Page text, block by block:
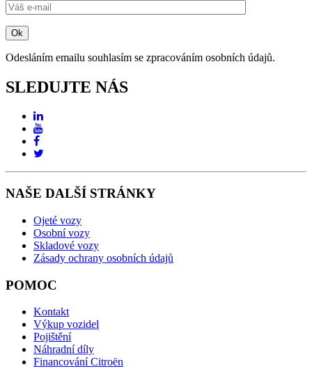
Odesláním emailu souhlasím se zpracováním osobních údajů.
SLEDUJTE NÁS
NAŠE DALŠÍ STRÁNKY
Ojeté vozy
Osobní vozy
Skladové vozy
Zásady ochrany osobních údajů
POMOC
Kontakt
Výkup vozidel
Pojištění
Náhradní díly
Financování Citroën